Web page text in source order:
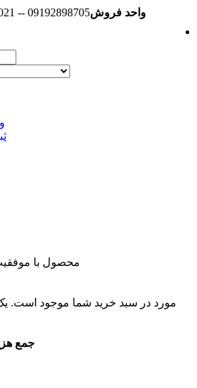
واحد فروش09192898705 -- 021-76447285
محصول با
مورد در سبد خرید شما موجود است.
جمع